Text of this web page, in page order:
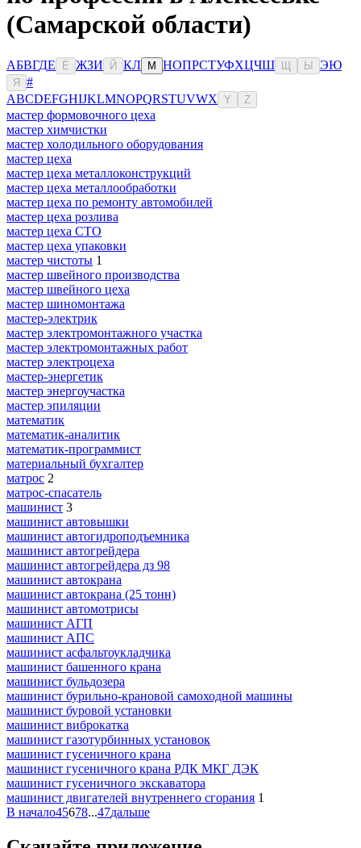
(Самарской области)
АБВГДЕ Ё ЖЗИ Й КЛ М НОПРСТУФХЦЧШ Ы ЭЮ
Я
#
ABCDEFGHIJKLMNOPQRSTUVWX Y Z
мастер формовочного цеха
мастер химчистки
мастер холодильного оборудования
мастер цеха
мастер цеха металлоконструкций
мастер цеха металлообработки
мастер цеха по ремонту автомобилей
мастер цеха розлива
мастер цеха СТО
мастер цеха упаковки
мастер чистоты 1
мастер швейного производства
мастер швейного цеха
мастер шиномонтажа
мастер-электрик
мастер электромонтажного участка
мастер электромонтажных работ
мастер электроцеха
мастер-энергетик
мастер энергоучастка
мастер эпиляции
математик
математик-аналитик
математик-программист
материальный бухгалтер
матрос 2
матрос-спасатель
машинист 3
машинист автовышки
машинист автогидроподъемника
машинист автогрейдера
машинист автогрейдера дз 98
машинист автокрана
машинист автокрана (25 тонн)
машинист автомотрисы
машинист АГП
машинист АПС
машинист асфальтоукладчика
машинист башенного крана
машинист бульдозера
машинист бурильно-крановой самоходной машины
машинист буровой установки
машинист виброкатка
машинист газотурбинных установок
машинист гусеничного крана
машинист гусеничного крана РДК МКГ ДЭК
машинист гусеничного экскаватора
машинист двигателей внутреннего сгорания 1
В начало45678...47дальше